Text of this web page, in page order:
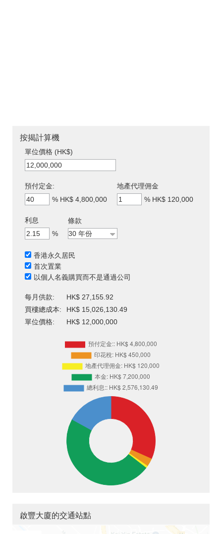
按揭計算機
單位價格 (HK$)
預付定金:
% HK$ 4,800,000
地產代理佣金
% HK$ 120,000
利息
%
條款
香港永久居民
首次置業
以個人名義購買而不是通過公司
每月供款:
HK$ 27,155.92
買樓總成本:
HK$ 15,026,130.49
單位價格:
HK$ 12,000,000
啟豐大廈的交通站點